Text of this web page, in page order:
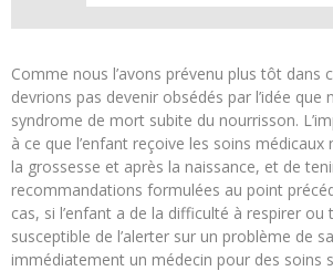
Comme nous l’avons prévenu plus tôt dans
devrions pas devenir obsédés par l’idée
syndrome de mort subite du nourrisson.
à ce que l’enfant reçoive les soins médicaux
la grossesse et après la naissance, et de
recommandations formulées au point
cas, si l’enfant a de la difficulté à respirer
susceptible de l’alerter sur un problème de
immédiatement un médecin pour des soins